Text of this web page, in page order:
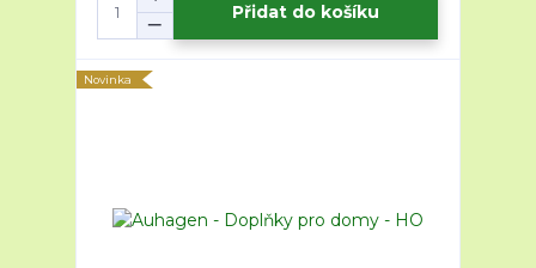
Přidat do košíku
Novinka